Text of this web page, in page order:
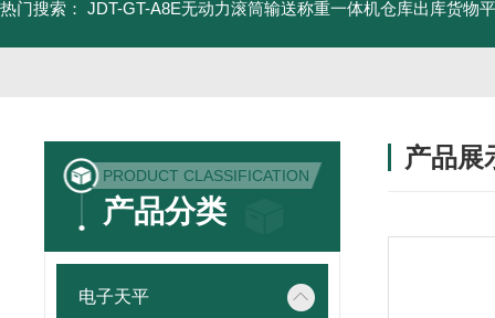
热门搜索： JDT-GT-A8E无动力滚筒输送称重一体机仓库出库货物
PRODUCT CLASSIFICATION
产品分类
电子天平
产品展